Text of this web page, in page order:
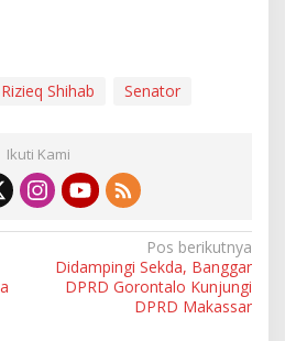
Shihab Senator
Ikuti Kami
Pos berikutnya
Didampingi Sekda, Banggar
DPRD Gorontalo Kunjungi
DPRD Makassar